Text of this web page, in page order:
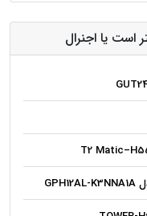
است یا اجنرال